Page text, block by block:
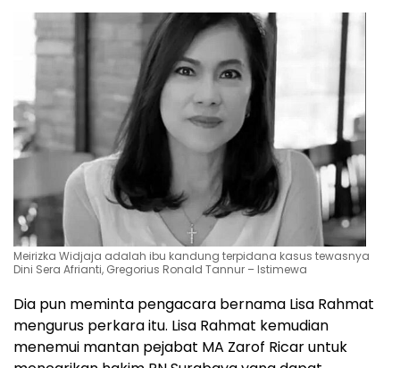
Meirizka Widjaja adalah ibu kandung terpidana kasus tewasnya
Dini Sera Afrianti, Gregorius Ronald Tannur – Istimewa
Dia pun meminta pengacara bernama Lisa Rahmat
mengurus perkara itu. Lisa Rahmat kemudian
menemui mantan pejabat MA Zarof Ricar untuk